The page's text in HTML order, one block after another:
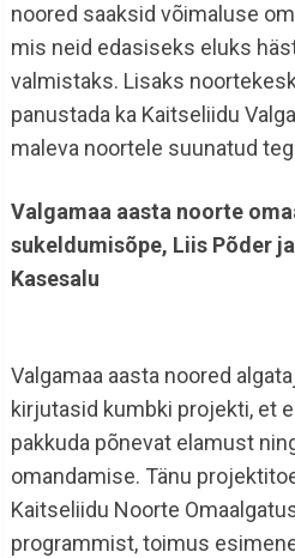
noored saaksid võimaluse
mis neid edasiseks eluks
valmistaks. Lisaks
panustada ka Kaitseliidu
maleva noortele suunatud
Valgamaa aasta noorte
sukeldumisõpe, Liis Põder
Kasesalu
Valgamaa aasta noored
kirjutasid kumbki projekti, et
pakkuda põnevat elamust
omandamise. Tänu
Kaitseliidu Noorte
programmist, toimus